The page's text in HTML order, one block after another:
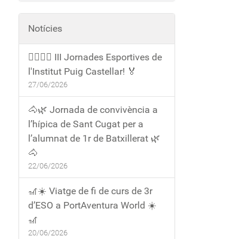
Notícies
🏃‍♀️🏃‍♂️ III Jornades Esportives de
l'Institut Puig Castellar! 🏅
27/06/2026
🐴🌿 Jornada de convivència a
l’hípica de Sant Cugat per a
l’alumnat de 1r de Batxillerat 🌿
🐴
22/06/2026
🎢☀️ Viatge de fi de curs de 3r
d’ESO a PortAventura World ☀️
🎢
20/06/2026